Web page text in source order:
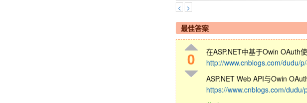
< >
最佳答案
0
在ASP.NET中基于Owin OAuth
http://www.cnblogs.com/dudu/
ASP.NET Web API与Owin
https://www.cnblogs.com/